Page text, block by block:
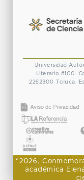
Universidad
Literario #100.
2262300
Toluca,
"2026,
académica